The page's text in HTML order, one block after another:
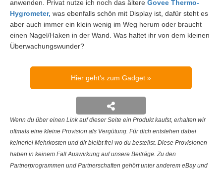
anwenden. Privat nutze ich noch das ältere Govee Thermo-
Hygrometer, was ebenfalls schön mit Display ist, dafür steht es
aber auch immer ein klein wenig im Weg herum oder braucht
einen Nagel/Haken in der Wand. Was haltet ihr von dem kleinen
Überwachungswunder?
Hier geht's zum Gadget
Wenn du über einen Link auf dieser Seite ein Produkt kaufst, erhalten wir
oftmals eine kleine Provision als Vergütung. Für dich entstehen dabei
keinerlei Mehrkosten und dir bleibt frei wo du bestellst. Diese Provisionen
haben in keinem Fall Auswirkung auf unsere Beiträge. Zu den
Partnerprogrammen und Partnerschaften gehört unter anderem eBay und